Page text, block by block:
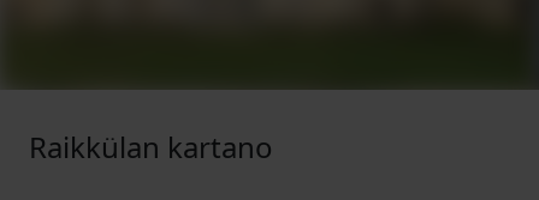
Raikkülan kartano